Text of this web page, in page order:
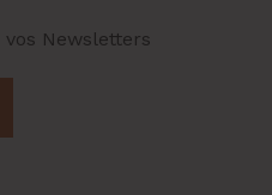
Newsletters